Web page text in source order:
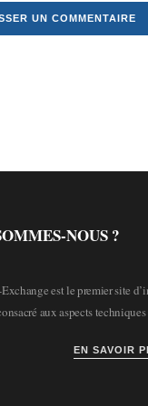
NOUS ?
est le premier site
aux aspects
EN SAVOIR